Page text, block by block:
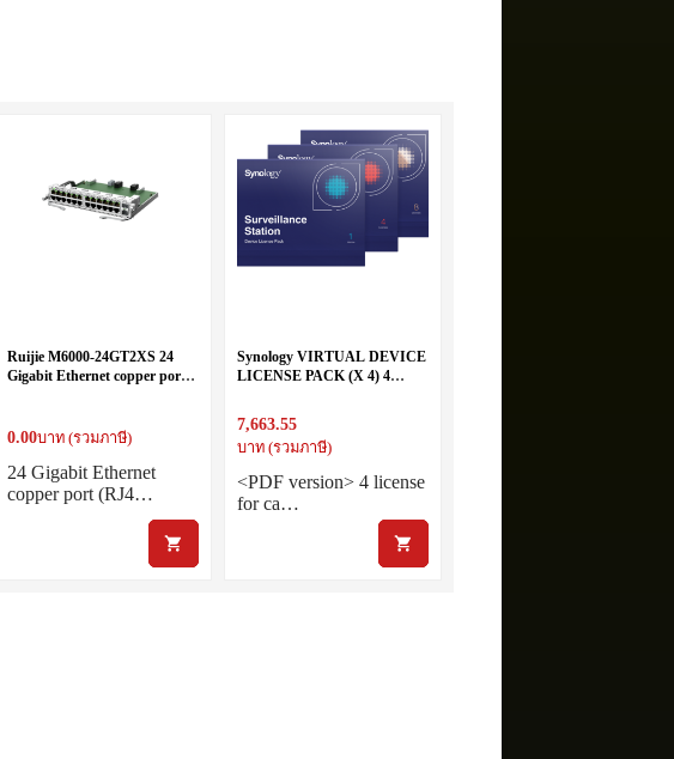
Ruijie M6000-24GT2XS 24
Gigabit Ethernet copper port
0.00บาท (รวมภาษี)
24 Gigabit Ethernet
copper port (RJ4…
Synology VIRTUAL DEVICE
LICENSE PACK (X 4) 4
modules
7,663.55
บาท (รวมภาษี)
<PDF version> 4 license
for ca…